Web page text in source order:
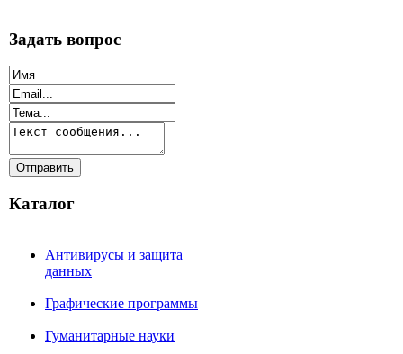
Задать вопрос
Каталог
Антивирусы и защита
данных
Графические программы
Гуманитарные науки